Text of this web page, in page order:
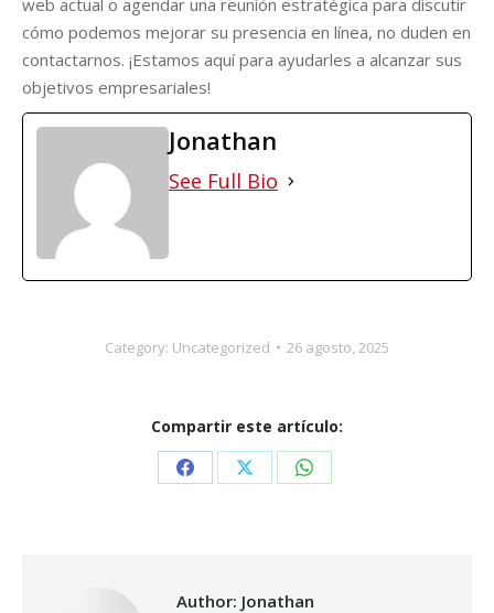
web actual o agendar una reunión estratégica para discutir
cómo podemos mejorar su presencia en línea, no duden en
contactarnos. ¡Estamos aquí para ayudarles a alcanzar sus
objetivos empresariales!
Jonathan
See Full Bio
Category: Uncategorized 26 agosto, 2025
Compartir este artículo:
Share Share Share
Author: Jonathan